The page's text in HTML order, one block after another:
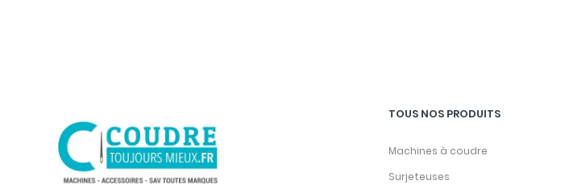
TOUS NOS PRODUITS
Machines à coudre
Surjeteuses